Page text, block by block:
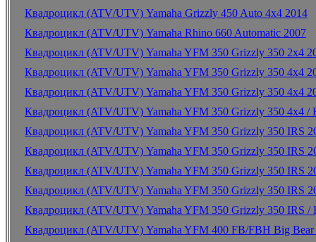
Квадроцикл (ATV/UTV) Yamaha Grizzly 450 Auto 4x4 2014
Квадроцикл (ATV/UTV) Yamaha Rhino 660 Automatic 2007
Квадроцикл (ATV/UTV) Yamaha YFM 350 Grizzly 350 2x4
Квадроцикл (ATV/UTV) Yamaha YFM 350 Grizzly 350 4x4
Квадроцикл (ATV/UTV) Yamaha YFM 350 Grizzly 350 4x4
Квадроцикл (ATV/UTV) Yamaha YFM 350 Grizzly 350 4x4 /
Квадроцикл (ATV/UTV) Yamaha YFM 350 Grizzly 350 IRS
Квадроцикл (ATV/UTV) Yamaha YFM 350 Grizzly 350 IRS
Квадроцикл (ATV/UTV) Yamaha YFM 350 Grizzly 350 IRS
Квадроцикл (ATV/UTV) Yamaha YFM 350 Grizzly 350 IRS
Квадроцикл (ATV/UTV) Yamaha YFM 350 Grizzly 350 IRS /
Квадроцикл (ATV/UTV) Yamaha YFM 400 FB/FBH Big Bear